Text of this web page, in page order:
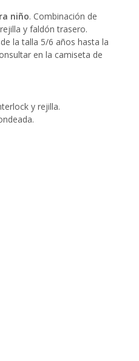
niño. Combinación de
y faldón trasero.
la talla 5/6 años hasta la
en la camiseta de
y rejilla.